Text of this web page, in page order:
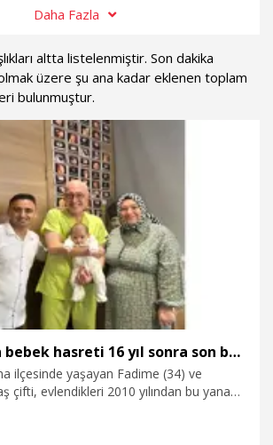
Daha Fazla
altta listelenmiştir. Son dakika
üzere şu ana kadar eklenen toplam
bulunmuştur.
Akdaş çiftinin bebek hasreti 16 yıl sonra son buldu
ilçesinde yaşayan Fadime (34) ve
çifti, evlendikleri 2010 yılından bu yana